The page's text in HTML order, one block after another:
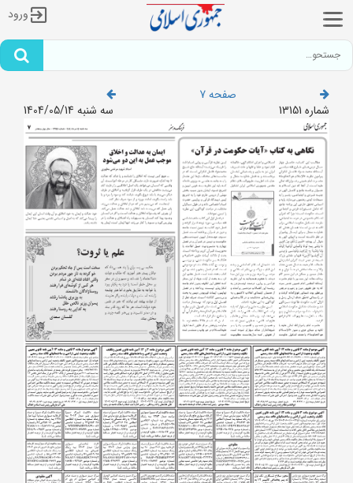
ورود
صفحه 7
شماره 13151
سه شنبه 1404/05/14